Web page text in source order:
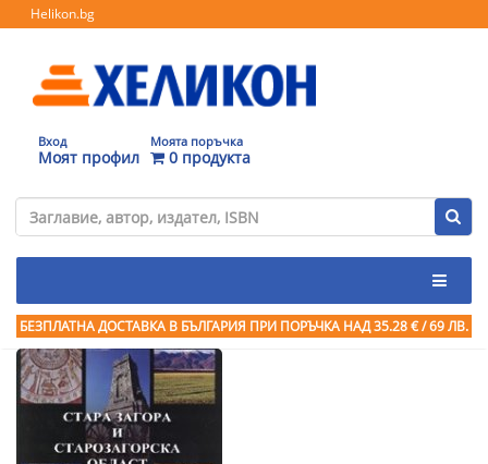
Helikon.bg
Вход
Моят профил
Моята поръчка
0 продукта
БЕЗПЛАТНА ДОСТАВКА В БЪЛГАРИЯ ПРИ ПОРЪЧКА НАД 35.28 € / 69 ЛВ.